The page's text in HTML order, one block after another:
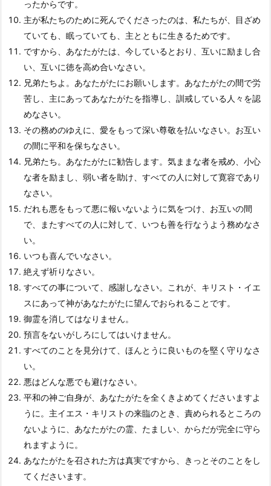
ったからです。
主が私たちのために死んでくださったのは、私たちが、目ざめ
ていても、眠っていても、主とともに生きるためです。
ですから、あなたがたは、今しているとおり、互いに励まし合
い、互いに徳を高め合いなさい。
兄弟たちよ。あなたがたにお願いします。あなたがたの間で労
苦し、主にあってあなたがたを指導し、訓戒している人々を認
めなさい。
その務めのゆえに、愛をもって深い尊敬を払いなさい。お互い
の間に平和を保ちなさい。
兄弟たち。あなたがたに勧告します。気ままな者を戒め、小心
な者を励まし、弱い者を助け、すべての人に対して寛容であり
なさい。
だれも悪をもって悪に報いないように気をつけ、お互いの間
で、またすべての人に対して、いつも善を行なうよう務めなさ
い。
いつも喜んでいなさい。
絶えず祈りなさい。
すべての事について、感謝しなさい。これが、キリスト・イエ
スにあって神があなたがたに望んでおられることです。
御霊を消してはなりません。
預言をないがしろにしてはいけません。
すべてのことを見分けて、ほんとうに良いものを堅く守りなさ
い。
悪はどんな悪でも避けなさい。
平和の神ご自身が、あなたがたを全くきよめてくださいますよ
うに。主イエス・キリストの来臨のとき、責められるところの
ないように、あなたがたの霊、たましい、からだが完全に守ら
れますように。
あなたがたを召された方は真実ですから、きっとそのことをし
てくださいます。